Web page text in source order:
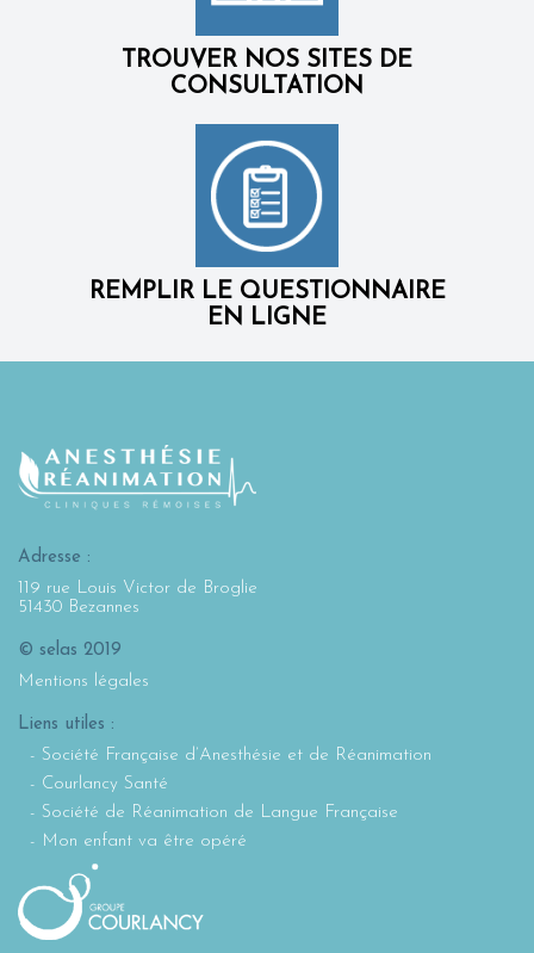
TROUVER NOS SITES DE
CONSULTATION
REMPLIR LE QUESTIONNAIRE
EN LIGNE
Adresse :
119 rue Louis Victor de Broglie
51430 Bezannes
© selas 2019
Mentions légales
Liens utiles :
Société Française d’Anesthésie et de Réanimation
Courlancy Santé
Société de Réanimation de Langue Française
Mon enfant va être opéré